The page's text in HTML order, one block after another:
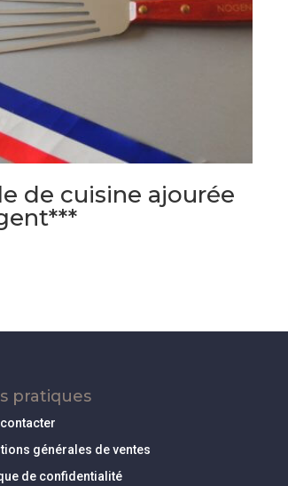
de cuisine ajourée
pratiques
générales de ventes
de confidentialité